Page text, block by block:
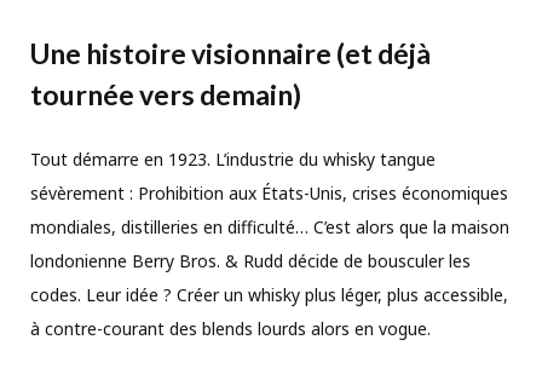
Une histoire visionnaire (et déjà
tournée vers demain)
Tout démarre en 1923. L’industrie du whisky tangue
sévèrement : Prohibition aux États-Unis, crises économiques
mondiales, distilleries en difficulté… C’est alors que la maison
londonienne Berry Bros. & Rudd décide de bousculer les
codes. Leur idée ? Créer un whisky plus léger, plus accessible,
à contre-courant des blends lourds alors en vogue.